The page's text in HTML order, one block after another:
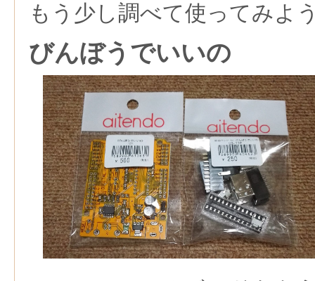
もう少し調べて使ってみよ
びんぼうでいいの